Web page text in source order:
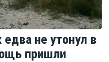
не утонул в
пришли